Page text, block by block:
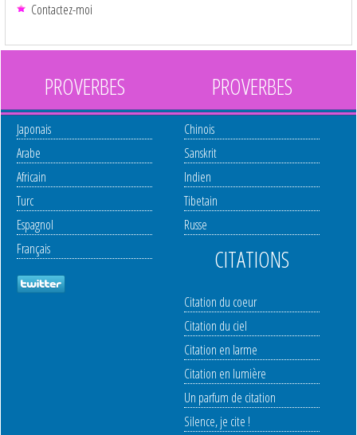
Contactez-moi
PROVERBES
Japonais
Arabe
Africain
Turc
Espagnol
Français
PROVERBES
Chinois
Sanskrit
Indien
Tibetain
Russe
CITATIONS
Citation du coeur
Citation du ciel
Citation en larme
Citation en lumière
Un parfum de citation
Silence, je cite !